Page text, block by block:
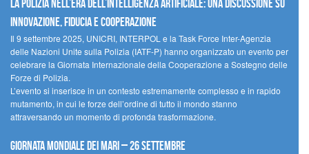
La polizia nell’era dell’Intelligenza Artificiale: una discussione su
innovazione, fiducia e cooperazione
Il 9 settembre 2025, UNICRI, INTERPOL e la Task Force Inter-Agenzia
delle Nazioni Unite sulla Polizia (IATF-P) hanno organizzato un evento per
celebrare la Giornata Internazionale della Cooperazione a Sostegno delle
Forze di Polizia.
L’evento si inserisce in un contesto estremamente complesso e in rapido
mutamento, in cui le forze dell’ordine di tutto il mondo stanno
attraversando un momento di profonda trasformazione.
Giornata Mondiale dei Mari – 26 settembre